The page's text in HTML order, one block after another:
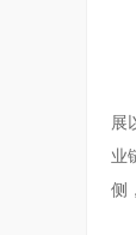
展
业
侧